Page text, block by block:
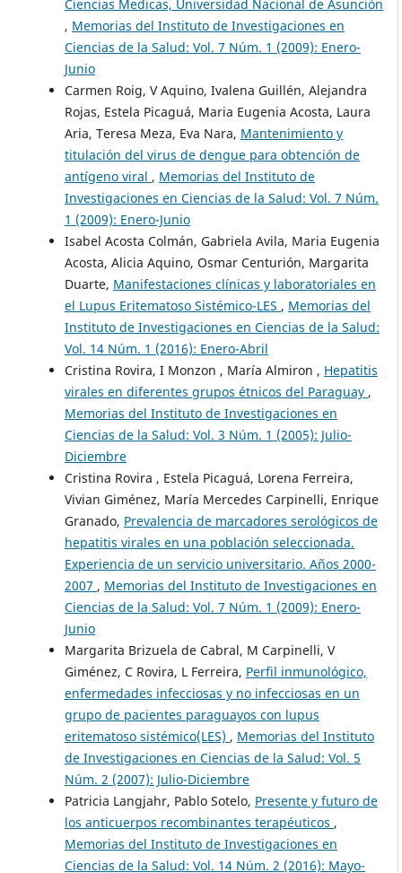
Ciencias Medicas, Universidad Nacional de Asunción
, Memorias del Instituto de Investigaciones en
Ciencias de la Salud: Vol. 7 Núm. 1 (2009): Enero-
Junio
Carmen Roig, V Aquino, Ivalena Guillén, Alejandra
Rojas, Estela Picaguá, Maria Eugenia Acosta, Laura
Aria, Teresa Meza, Eva Nara, Mantenimiento y
titulación del virus de dengue para obtención de
antígeno viral , Memorias del Instituto de
Investigaciones en Ciencias de la Salud: Vol. 7 Núm.
1 (2009): Enero-Junio
Isabel Acosta Colmán, Gabriela Avila, Maria Eugenia
Acosta, Alicia Aquino, Osmar Centurión, Margarita
Duarte, Manifestaciones clínicas y laboratoriales en
el Lupus Eritematoso Sistémico-LES , Memorias del
Instituto de Investigaciones en Ciencias de la Salud:
Vol. 14 Núm. 1 (2016): Enero-Abril
Cristina Rovira, I Monzon , María Almiron , Hepatitis
virales en diferentes grupos étnicos del Paraguay ,
Memorias del Instituto de Investigaciones en
Ciencias de la Salud: Vol. 3 Núm. 1 (2005): Julio-
Diciembre
Cristina Rovira , Estela Picaguá, Lorena Ferreira,
Vivian Giménez, María Mercedes Carpinelli, Enrique
Granado, Prevalencia de marcadores serológicos de
hepatitis virales en una población seleccionada.
Experiencia de un servicio universitario. Años 2000-
2007 , Memorias del Instituto de Investigaciones en
Ciencias de la Salud: Vol. 7 Núm. 1 (2009): Enero-
Junio
Margarita Brizuela de Cabral, M Carpinelli, V
Giménez, C Rovira, L Ferreira, Perfil inmunológico,
enfermedades infecciosas y no infecciosas en un
grupo de pacientes paraguayos con lupus
eritematoso sistémico(LES) , Memorias del Instituto
de Investigaciones en Ciencias de la Salud: Vol. 5
Núm. 2 (2007): Julio-Diciembre
Patricia Langjahr, Pablo Sotelo, Presente y futuro de
los anticuerpos recombinantes terapéuticos ,
Memorias del Instituto de Investigaciones en
Ciencias de la Salud: Vol. 14 Núm. 2 (2016): Mayo-